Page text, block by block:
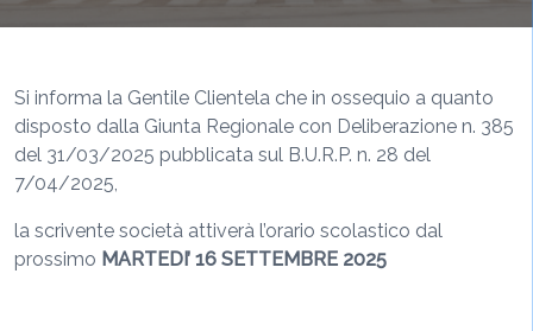
Si informa la Gentile Clientela che in ossequio a quanto
disposto dalla Giunta Regionale con Deliberazione n. 385
del 31/03/2025 pubblicata sul B.U.R.P. n. 28 del
7/04/2025,
la scrivente società attiverà l’orario scolastico dal
prossimo MARTEDI’ 16 SETTEMBRE 2025